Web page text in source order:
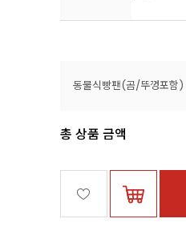
동물식빵팬(곰/뚜껑포함)
총 상품 금액